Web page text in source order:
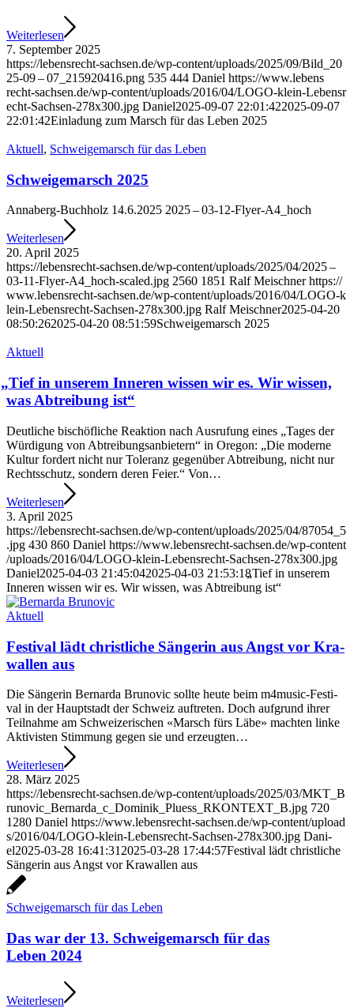
Wei­ter­le­sen
7. Sep­tem­ber 2025
https://​lebens​recht​-sach​sen​.de/​w​p​-​c​o​n​t​e​n​t​/​u​p​l​o​a​d​s​/​2​0​2​5​/​0​9​/​B​i​l​d​_​2​0​
2​5​-09 – 07_215920416.png 535 444 Dani­el https://​www​.lebens​
recht​-sach​sen​.de/​w​p​-​c​o​n​t​e​n​t​/​u​p​l​o​a​d​s​/​2​0​1​6​/​0​4​/​L​O​G​O​-​k​l​e​i​n​-​L​e​b​e​n​s​r​
e​c​h​t​-​S​a​c​h​s​e​n​-​2​7​8​x​3​0​0​.​jpg Dani­el2025-09-07 22:01:422025-09-07
22:01:42Ein­la­dung zum Marsch für das Leben 2025
Aktu­ell, Schwei­ge­marsch für das Leben
Schwei­ge­marsch 2025
Anna­berg-Buch­holz 14.6.2025 2025 – 03-12-Fly­er-A4_hoch
Wei­ter­le­sen
20. April 2025
https://​lebens​recht​-sach​sen​.de/​w​p​-​c​o​n​t​e​n​t​/​u​p​l​o​a​d​s​/​2​0​2​5​/​0​4​/​2​025 –
03-11-Flyer-A4_hoch-scaled.jpg 2560 1851 Ralf Mei­sch­ner https://​
www​.lebens​recht​-sach​sen​.de/​w​p​-​c​o​n​t​e​n​t​/​u​p​l​o​a​d​s​/​2​0​1​6​/​0​4​/​L​O​G​O​-​k​
l​e​i​n​-​L​e​b​e​n​s​r​e​c​h​t​-​S​a​c​h​s​e​n​-​2​7​8​x​3​0​0​.​jpg Ralf Mei­sch­ner2025-04-20
08:50:262025-04-20 08:51:59Schwei­ge­marsch 2025
Aktu­ell
„Tief in unse­rem Inne­ren wis­sen wir es. Wir wis­sen,
was Abtrei­bung ist“
Deut­li­che bischöf­li­che Reak­ti­on nach Aus­ru­fung eines „Tages der
Wür­di­gung von Abtrei­bungs­an­bie­tern“ in Ore­gon: „Die moder­ne
Kul­tur for­dert nicht nur Tole­ranz gegen­über Abtrei­bung, nicht nur
Rechts­schutz, son­dern deren Fei­er.“ Von…
Wei­ter­le­sen
3. April 2025
https://​lebens​recht​-sach​sen​.de/​w​p​-​c​o​n​t​e​n​t​/​u​p​l​o​a​d​s​/​2​0​2​5​/​0​4​/​8​7​0​5​4​_​5​
.​jpg 430 860 Dani­el https://​www​.lebens​recht​-sach​sen​.de/​w​p​-​c​o​n​t​e​n​t​
/​u​p​l​o​a​d​s​/​2​0​1​6​/​0​4​/​L​O​G​O​-​k​l​e​i​n​-​L​e​b​e​n​s​r​e​c​h​t​-​S​a​c​h​s​e​n​-​2​7​8​x​3​0​0​.​jpg
Dani­el2025-04-03 21:45:042025-04-03 21:53:18
„Tief in unse­rem
Inne­ren wis­sen wir es. Wir wis­sen, was Abtrei­bung ist“
Aktu­ell
Fes­ti­val lädt christ­li­che Sän­ge­rin aus Angst vor Kra­
wal­len aus
Die Sän­ge­rin Ber­nar­da Bru­n­o­vic soll­te heu­te beim m4mu­sic-Fes­ti­
val in der Haupt­stadt der Schweiz auf­tre­ten. Doch auf­grund ihrer
Teil­nah­me am Schwei­ze­ri­schen «Marsch fürs Läbe» mach­ten lin­ke
Akti­vis­ten Stim­mung gegen sie und erzeug­ten…
Wei­ter­le­sen
28. März 2025
https://​lebens​recht​-sach​sen​.de/​w​p​-​c​o​n​t​e​n​t​/​u​p​l​o​a​d​s​/​2​0​2​5​/​0​3​/​M​K​T​_​B​
r​u​n​o​v​i​c​_​B​e​r​n​a​r​d​a​_​c​_​D​o​m​i​n​i​k​_​P​l​u​e​s​s​_​R​K​O​N​T​E​X​T​_​B​.​jpg 720
1280 Dani­el https://​www​.lebens​recht​-sach​sen​.de/​w​p​-​c​o​n​t​e​n​t​/​u​p​l​o​a​d​
s​/​2​0​1​6​/​0​4​/​L​O​G​O​-​k​l​e​i​n​-​L​e​b​e​n​s​r​e​c​h​t​-​S​a​c​h​s​e​n​-​2​7​8​x​3​0​0​.​jpg Dani­
el2025-03-28 16:41:31 2025-03-28 17:44:57Fes­ti­val lädt christ­li­che
Sän­ge­rin aus Angst vor Kra­wal­len aus
Schwei­ge­marsch für das Leben
Das war der 13. Schwei­ge­marsch für das
Leben 2024
Wei­ter­le­sen